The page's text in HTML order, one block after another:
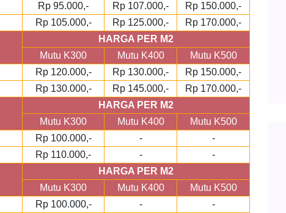
Rp 95.000,- Rp 107.000,-
Rp 150.000,-
Rp 105.000,- Rp 125.000,- Rp 170.000,-
HARGA PER M2
Mutu K300
Mutu K400
Mutu K500
Rp 120.000,- Rp 130.000,-
Rp 150.000,-
Rp 130.000,- Rp 145.000,- Rp 170.000,-
HARGA PER M2
Mutu K300
Mutu K400
Mutu K500
Rp 100.000,- -
-
Rp 110.000,- - -
HARGA PER M2
Mutu K300
Mutu K400
Mutu K500
Rp 100.000,- -
-